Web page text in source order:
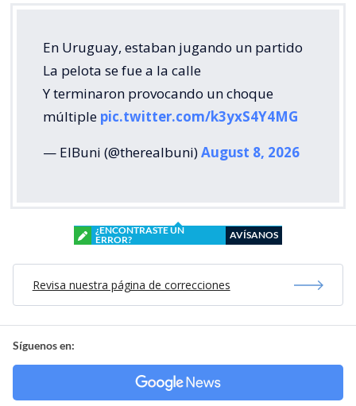
En Uruguay, estaban jugando un partido
La pelota se fue a la calle
Y terminaron provocando un choque
múltiple pic.twitter.com/k3yxS4Y4MG
— ElBuni (@therealbuni)August 8, 2026
¿ENCONTRASTE UN
ERROR?
AVÍSANOS
Revisa nuestra página de correcciones
Síguenos en: